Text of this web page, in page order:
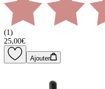
(1)
25,00€
Ajouter